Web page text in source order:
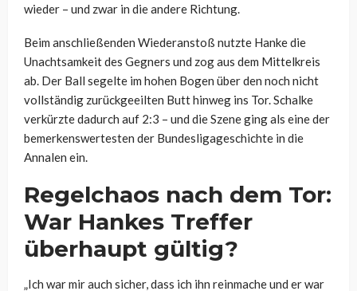
wieder – und zwar in die andere Richtung.
Beim anschließenden Wiederanstoß nutzte Hanke die
Unachtsamkeit des Gegners und zog aus dem Mittelkreis
ab. Der Ball segelte im hohen Bogen über den noch nicht
vollständig zurückgeeilten Butt hinweg ins Tor. Schalke
verkürzte dadurch auf 2:3 – und die Szene ging als eine der
bemerkenswertesten der Bundesligageschichte in die
Annalen ein.
Regelchaos nach dem Tor:
War Hankes Treffer
überhaupt gültig?
„Ich war mir auch sicher, dass ich ihn reinmache und er war